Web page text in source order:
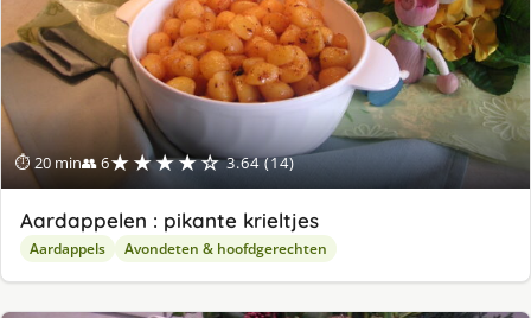
⏱ 20 min👥 6★★★★☆ 3.64 (14)
Aardappelen : pikante krieltjes
Aardappels Avondeten & hoofdgerechten